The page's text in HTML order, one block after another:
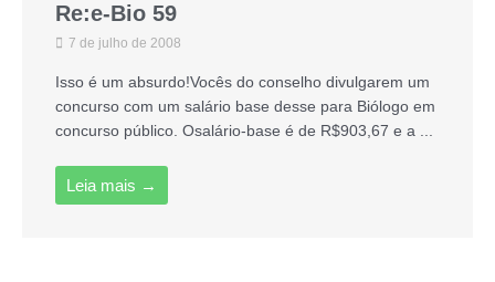
Re:e-Bio 59
7 de julho de 2008
Isso é um absurdo!Vocês do conselho divulgarem um
concurso com um salário base desse para Biólogo em
concurso público. Osalário-base é de R$903,67 e a ...
Leia mais →